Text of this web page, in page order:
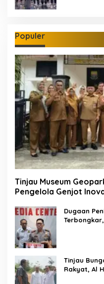
Populer
Tinjau Museum
Pengelola Genjot
Dugaan
Tinjau
Rakyat, Al